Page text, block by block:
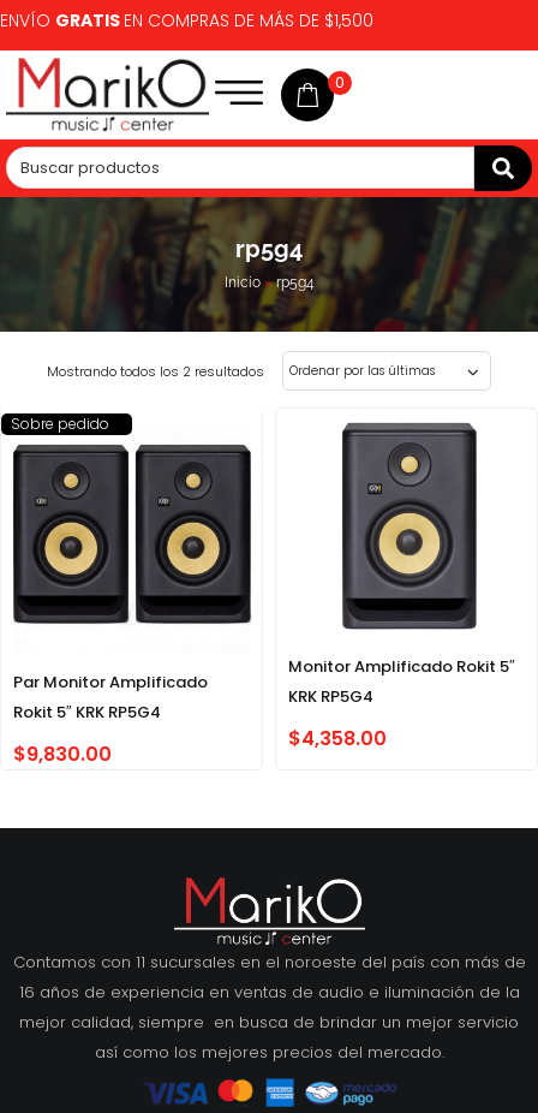
ENVÍO GRATIS EN COMPRAS DE MÁS DE $1,500
0
rp5g4
Inicio»rp5g4
Mostrando todos los 2 resultados
Sobre pedido
Par Monitor Amplificado
Rokit 5″ KRK RP5G4
$9,830.00
Monitor Amplificado Rokit 5″
KRK RP5G4
$4,358.00
Contamos con 11 sucursales en el noroeste del país con más de
16 años de experiencia en ventas de audio e iluminación de la
mejor calidad, siempre en busca de brindar un mejor servicio
así como los mejores precios del mercado.